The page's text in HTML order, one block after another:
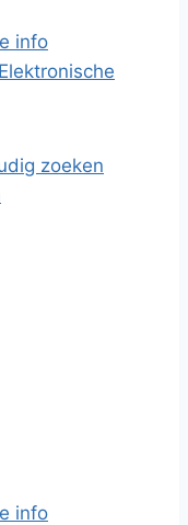
info
zoeken
info